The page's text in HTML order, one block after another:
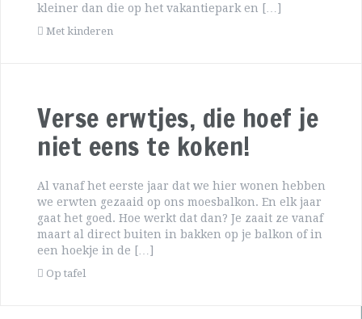
kleiner dan die op het vakantiepark en […]
Met kinderen
Verse erwtjes, die hoef je
niet eens te koken!
Al vanaf het eerste jaar dat we hier wonen hebben
we erwten gezaaid op ons moesbalkon. En elk jaar
gaat het goed. Hoe werkt dat dan? Je zaait ze vanaf
maart al direct buiten in bakken op je balkon of in
een hoekje in de […]
Op tafel